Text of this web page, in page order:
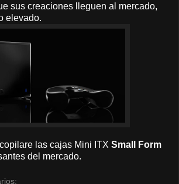
sus creaciones lleguen al mercado,
elevado.
las cajas Mini ITX Small Form
del mercado.